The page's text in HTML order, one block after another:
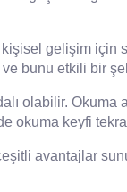
gelişim için
bunu etkili bir
Okuma
okuma keyfi
avantajlar